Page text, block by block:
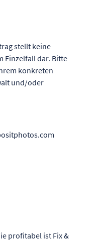
stellt keine
Einzelfall dar. Bitte
konkreten
und/oder
profitabel ist Fix &